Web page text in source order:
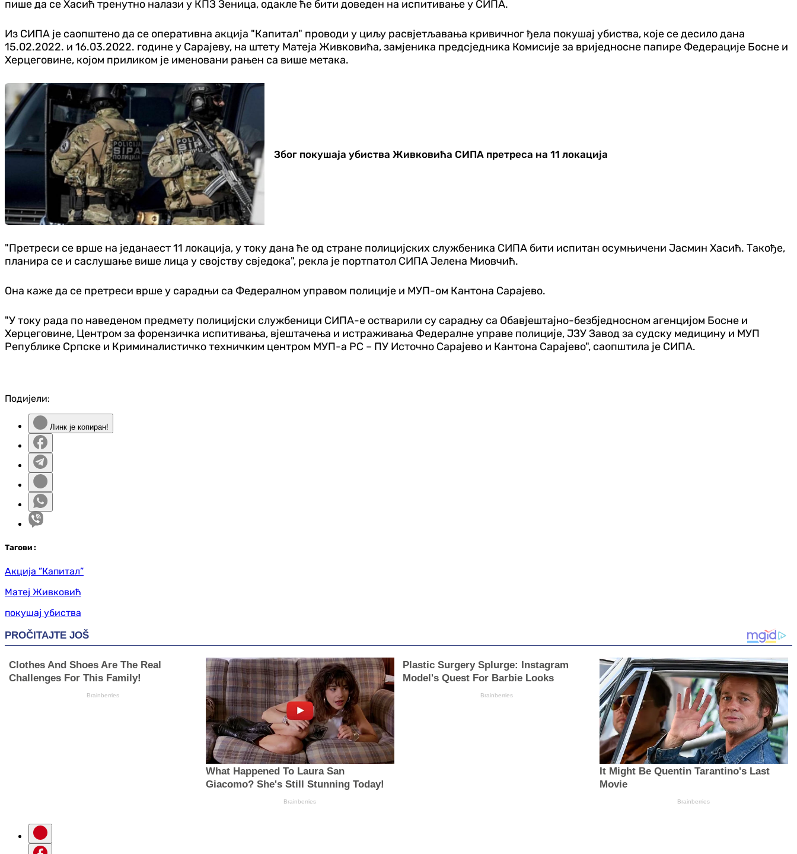
пише да се Хасић тренутно налази у КПЗ Зеница, одакле ће бити доведен на испитивање у СИПА.
Из СИПА је саопштено да се оперативна акција "Капитал" проводи у циљу расвјетљавања кривичног ђела покушај убиства, које се десило дана
15.02.2022. и 16.03.2022. године у Сарајеву, на штету Матеја Живковића, замјеника предсједника Комисије за вриједносне папире Федерације Босне и
Херцеговине, којом приликом је именовани рањен са више метака.
Због покушаја убиства Живковића СИПА претреса на 11 локација
"Претреси се врше на једанаест 11 локација, у току дана ће од стране полицијских службеника СИПА бити испитан осумњичени Јасмин Хасић. Такође,
планира се и саслушање више лица у својству свједока", рекла је портпатол СИПА Јелена Миовчић.
Она каже да се претреси врше у сарадњи са Федералном управом полиције и МУП-ом Кантона Сарајево.
"У току рада по наведеном предмету полицијски службеници СИПА-е остварили су сарадњу са Обавјештајно-безбједносном агенцијом Босне и
Херцеговине, Центром за форензичка испитивања, вјештачења и истраживања Федералне управе полиције, ЈЗУ Завод за судску медицину и МУП
Републике Српске и Криминалистичко техничким центром МУП-а РС – ПУ Источно Сарајево и Кантона Сарајево", саопштила је СИПА.
Подијели:
Линк је копиран!
Тагови :
Акција ”Капитал”
Матеј Живковић
покушај убиства